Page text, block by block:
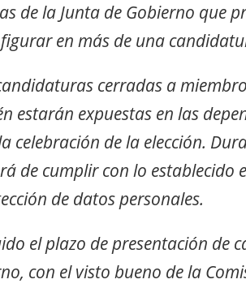
de la Junta de Gobierno que
en más de una
cerradas a
estarán expuestas en las
celebración de la elección.
de cumplir con lo establecido
de datos personales.
el plazo de presentación de
con el visto bueno de la